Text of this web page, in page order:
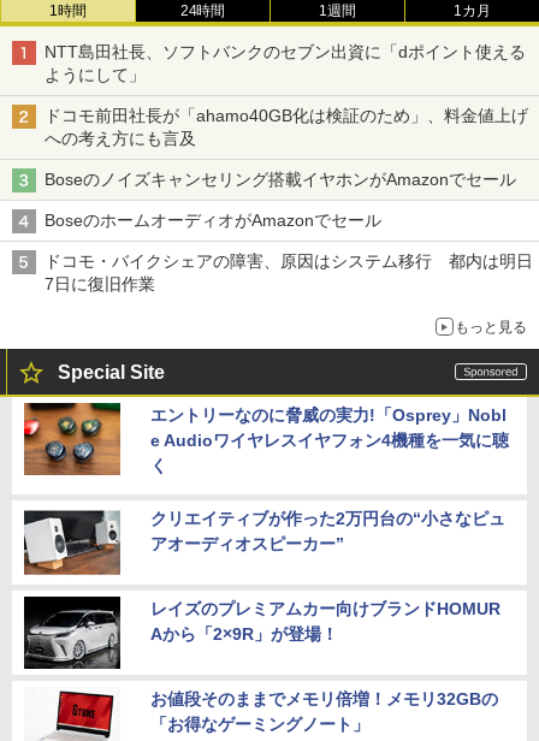
1時間 24時間 1週間 1カ月
NTT島田社長、ソフトバンクのセブン出資に「dポイント使える
ようにして」
ドコモ前田社長が「ahamo40GB化は検証のため」、料金値上げ
への考え方にも言及
Boseのノイズキャンセリング搭載イヤホンがAmazonでセール
BoseのホームオーディオがAmazonでセール
ドコモ・バイクシェアの障害、原因はシステム移行 都内は明日
7日に復旧作業
もっと見る
Special Site
エントリーなのに脅威の実力!「Osprey」Nobl
e Audioワイヤレスイヤフォン4機種を一気に聴
く
クリエイティブが作った2万円台の“小さなピュ
アオーディオスピーカー”
レイズのプレミアムカー向けブランドHOMUR
Aから「2×9R」が登場！
お値段そのままでメモリ倍増！メモリ32GBの
「お得なゲーミングノート」